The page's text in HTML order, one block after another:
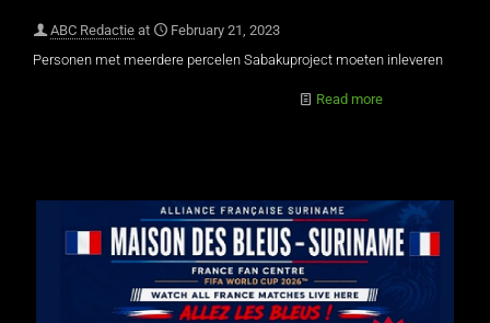
ABC Redactie at
February 21, 2023
Personen met meerdere percelen Sabakuproject moeten inleveren
Read more